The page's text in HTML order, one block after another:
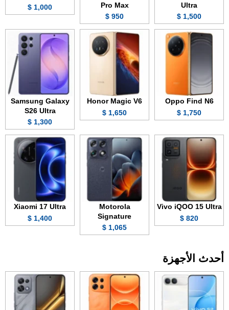
Ultra
1,500 $
Pro Max
950 $
1,000 $
Oppo Find N6
1,750 $
Honor Magic V6
1,650 $
Samsung Galaxy
S26 Ultra
1,300 $
Vivo iQOO 15 Ultra
820 $
Motorola
Signature
1,065 $
Xiaomi 17 Ultra
1,400 $
أحدث الأجهزة